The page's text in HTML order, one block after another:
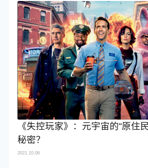
《失控玩家》：元宇宙的“原住
秘密？
2021.10.06